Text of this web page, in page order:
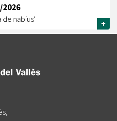
2026
nabius'
+